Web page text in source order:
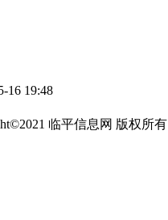
16 19:48
临平信息网 版权所有